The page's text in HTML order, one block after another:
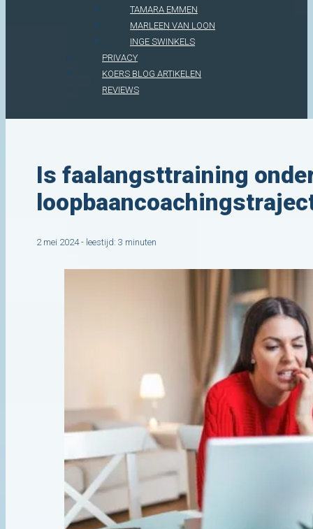
TAMARA EMMEN
MARLEEN VAN LOON
INGE SWINKELS
PRIVACY
KOERS BLOG ARTIKELEN
REVIEWS
Is faalangsttraining
2 mei 2024 - leestijd: 3 minuten